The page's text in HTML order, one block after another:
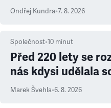
Ondřej Kundra•7. 8. 2026
Společnost•10 minut
Před 220 lety se
nás kdysi udělala
Marek Švehla•6. 8. 2026